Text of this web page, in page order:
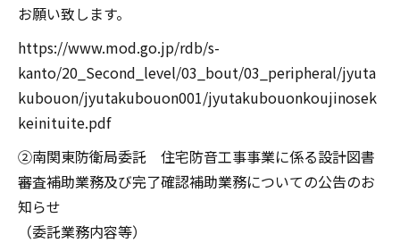
お願い致します。
https://www.mod.go.jp/rdb/s-
kanto/20_Second_level/03_bout/03_peripheral/jyuta
kubouon/jyutakubouon001/jyutakubouonkoujinosek
keinituite.pdf
②南関東防衛局委託 住宅防音工事事業に係る設計図書
審査補助業務及び完了確認補助業務についての公告のお
知らせ
（委託業務内容等）